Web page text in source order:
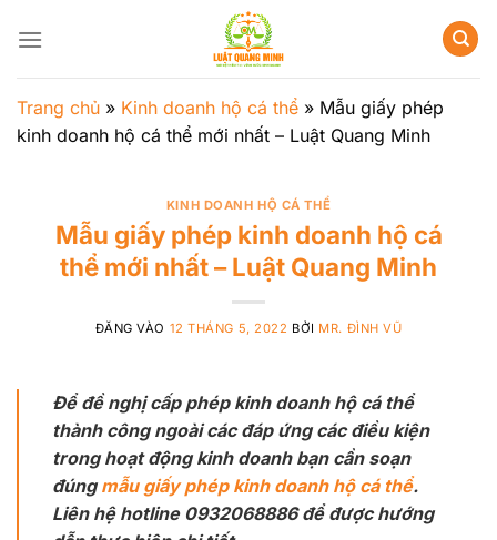
qua
dung
Trang chủ » Kinh doanh hộ cá thể » Mẫu giấy phép
kinh doanh hộ cá thể mới nhất – Luật Quang Minh
KINH DOANH HỘ CÁ THỂ
Mẫu giấy phép kinh doanh hộ cá
thể mới nhất – Luật Quang Minh
ĐĂNG VÀO 12 THÁNG 5, 2022 BỞI MR. ĐÌNH VŨ
Để đề nghị cấp phép kinh doanh hộ cá thể
thành công ngoài các đáp ứng các điều kiện
trong hoạt động kinh doanh bạn cần soạn
đúngmẫu giấy phép kinh doanh hộ cá thể.
Liên hệ hotline 0932068886 để được hướng